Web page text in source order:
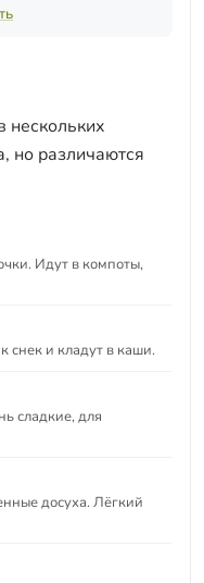
нескольких
но различаются
Идут в компоты,
снек и кладут в каши.
сладкие, для
досуха. Лёгкий